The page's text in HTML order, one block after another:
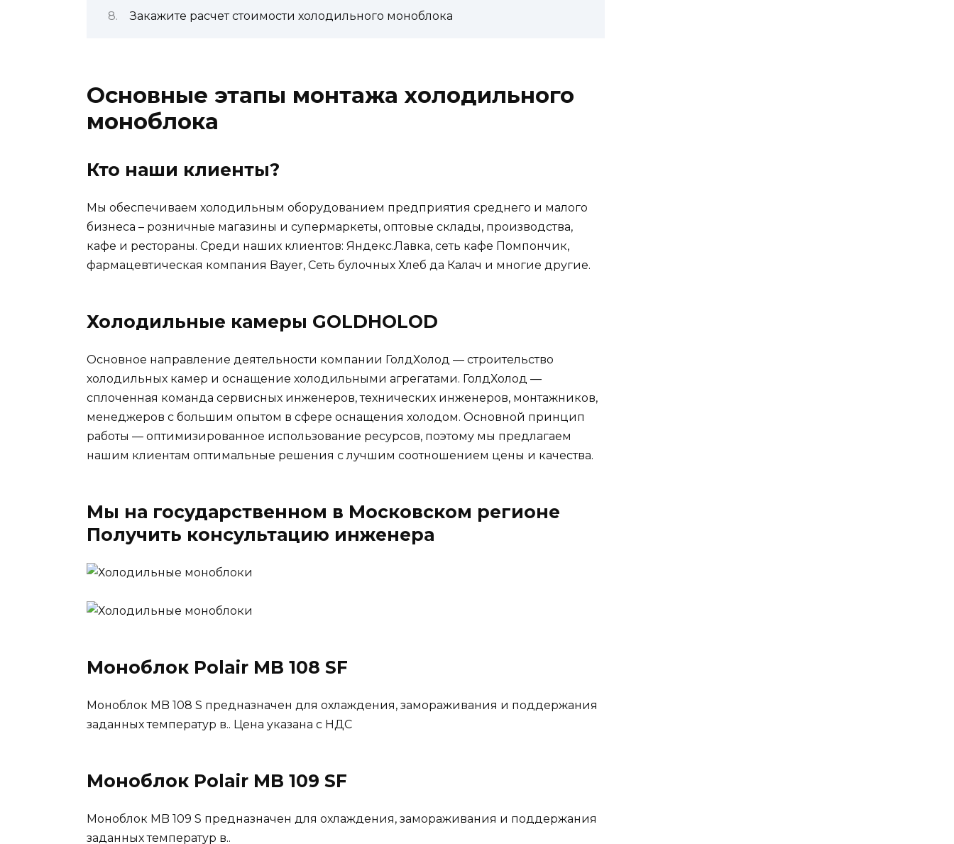
Закажите расчет стоимости холодильного моноблока
Основные этапы монтажа холодильного
моноблока
Кто наши клиенты?
Мы обеспечиваем холодильным оборудованием предприятия среднего и малого
бизнеса – розничные магазины и супермаркеты, оптовые склады, производства,
кафе и рестораны. Среди наших клиентов: Яндекс.Лавка, сеть кафе Помпончик,
фармацевтическая компания Bayer, Сеть булочных Хлеб да Калач и многие другие.
Холодильные камеры GOLDHOLOD
Основное направление деятельности компании ГолдХолод — строительство
холодильных камер и оснащение холодильными агрегатами. ГолдХолод —
сплоченная команда сервисных инженеров, технических инженеров, монтажников,
менеджеров с большим опытом в сфере оснащения холодом. Основной принцип
работы — оптимизированное использование ресурсов, поэтому мы предлагаем
нашим клиентам оптимальные решения с лучшим соотношением цены и качества.
Мы на государственном в Московском регионе
Получить консультацию инженера
Моноблок Polair MB 108 SF
Моноблок MB 108 S предназначен для охлаждения, замораживания и поддержания
заданных температур в.. Цена указана с НДС
Моноблок Polair MB 109 SF
Моноблок MB 109 S предназначен для охлаждения, замораживания и поддержания
заданных температур в..